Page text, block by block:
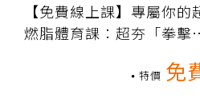
【免費線上課】專屬你的
燃脂體育課：超夯「拳擊
特價 免